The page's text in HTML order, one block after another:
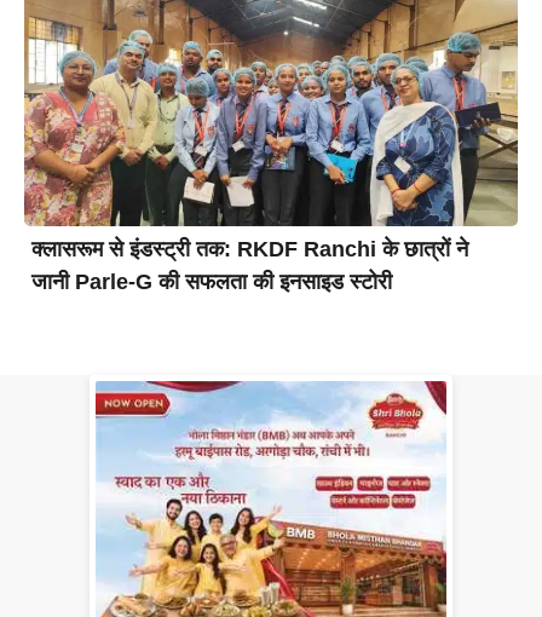
क्लासरूम से इंडस्ट्री तक: RKDF Ranchi के छात्रों ने
जानी Parle-G की सफलता की इनसाइड स्टोरी